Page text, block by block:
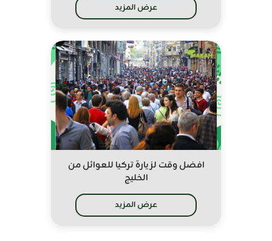
عرض المزيد
افضل وقت لزيارة تركيا للعوائل من
الخليج
عرض المزيد